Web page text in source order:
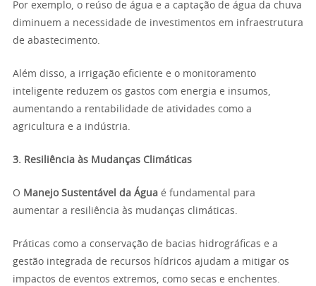
Por exemplo, o reúso de água e a captação de água da chuva
diminuem a necessidade de investimentos em infraestrutura
de abastecimento.
Além disso, a irrigação eficiente e o monitoramento
inteligente reduzem os gastos com energia e insumos,
aumentando a rentabilidade de atividades como a
agricultura e a indústria.
3. Resiliência às Mudanças Climáticas
O Manejo Sustentável da Água é fundamental para
aumentar a resiliência às mudanças climáticas.
Práticas como a conservação de bacias hidrográficas e a
gestão integrada de recursos hídricos ajudam a mitigar os
impactos de eventos extremos, como secas e enchentes.